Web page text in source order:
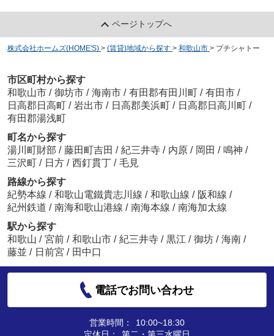
ページトップへ
株式会社ホームズ(HOME'S) > (賃貸)地域から探す > 和歌山市 > プチシャトー
市区町村から探す
和歌山市 / 御坊市 / 海南市 / 有田郡有田川町 / 有田市 /
日高郡日高町 / 岩出市 / 日高郡美浜町 / 日高郡日高川町 /
有田郡湯浅町
町名から探す
湯川町財部 / 藤田町吉田 / 紀三井寺 / 内原 / 岡田 / 鳴神 /
三沢町 / 日方 / 西釘貫丁 / 毛見
路線から探す
紀勢本線 / 和歌山電鐵貴志川線 / 和歌山線 / 阪和線 /
紀州鉄道 / 南海和歌山港線 / 南海本線 / 南海加太線
駅から探す
和歌山 / 宮前 / 和歌山市 / 紀三井寺 / 黒江 / 御坊 / 海南 /
藤並 / 日前宮 / 田中口
電話でお問い合わせ
営業時間：
10:00~18:30
定休日：
第二・第三水曜日